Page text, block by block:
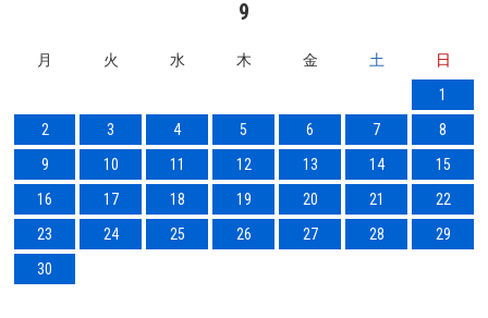
9
月 火 水 木 金 土
日
1
2
3 4 5 6 7
8
9
10 11 12 13 14
15
16
17 18 19 20 21
22
23
24 25 26 27 28
29
30